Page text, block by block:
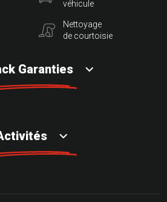
véhicule
Nettoyage
de courtoisie
Garanties